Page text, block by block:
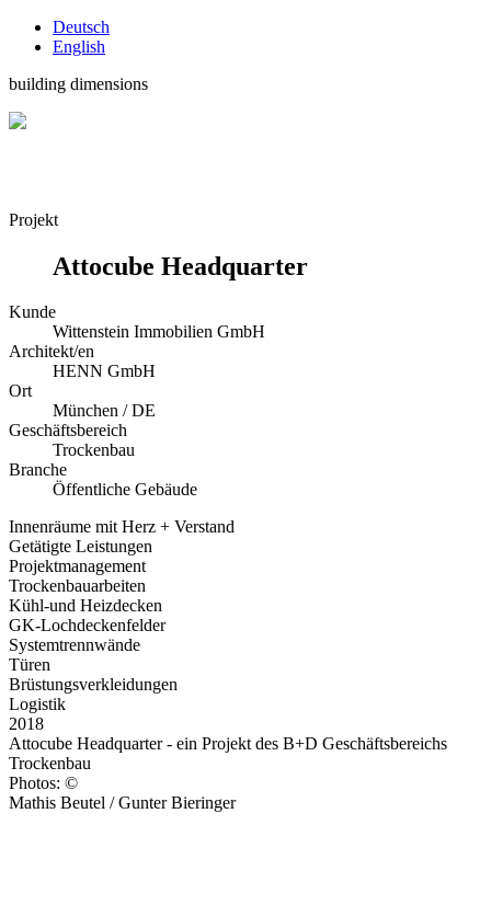
Deutsch
English
building dimensions
Projekt
Attocube Headquarter
Kunde
Wittenstein Immobilien GmbH
Architekt/en
HENN GmbH
Ort
München / DE
Geschäftsbereich
Trockenbau
Branche
Öffentliche Gebäude
Innenräume mit Herz + Verstand
Getätigte Leistungen
Projektmanagement
Trockenbauarbeiten
Kühl-und Heizdecken
GK-Lochdeckenfelder
Systemtrennwände
Türen
Brüstungsverkleidungen
Logistik
2018
Attocube Headquarter - ein Projekt des B+D Geschäftsbereichs
Trockenbau
Photos: ©
Mathis Beutel / Gunter Bieringer